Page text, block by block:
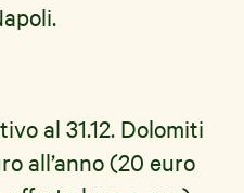
al 31.12. Dolomiti
all’anno (20 euro